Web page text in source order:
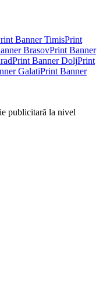
BannerTimisPrint
BrasovPrint Banner
Print BannerDoljPrint
GalatiPrint Banner
publicitară la nivel